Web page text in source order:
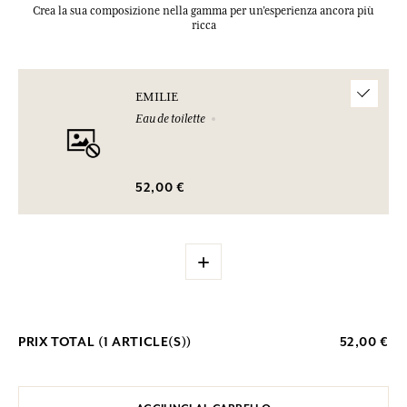
Crea la sua composizione nella gamma per un’esperienza ancora più
ricca
EMILIE
Eau de toilette
52,00 €
+
PRIX TOTAL (1 ARTICLE(S)) 52,00 €